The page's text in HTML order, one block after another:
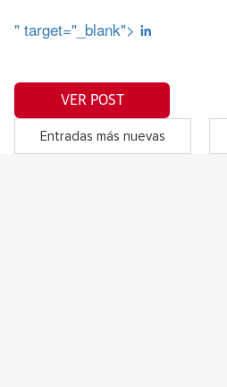
" target="_blank">
VER POST
Entradas más nuevas